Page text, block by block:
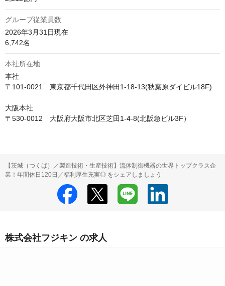
グループ従業員数
2026年3月31日現在
6,742名
本社所在地
本社
〒101-0021　東京都千代田区外神田1-18-13(秋葉原ダイビル18F)
大阪本社
〒530-0012　大阪府大阪市北区芝田1-4-8(北阪急ビル3F）
【茨城（つくば）／製造技術・生産技術】流体制御機器の世界トップクラス企
業！年間休日120日／福利厚生充実◎ をシェアしましょう
株式会社フジキン の求人